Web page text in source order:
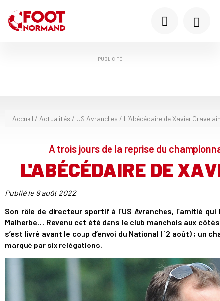
PUBLICITÉ
Accueil / Actualités / US Avranches / L’Abécédaire de Xavier
A trois jours de la reprise du
L'ABÉCÉDAIRE DE
Publié le 9 août 2022
Son rôle de directeur sportif à l’US Avranches, l’amitié
Malherbe… Revenu cet été dans le club manchois aux
s’est livré avant le coup d’envoi du National (12 août) ; un
marqué par six relégations.